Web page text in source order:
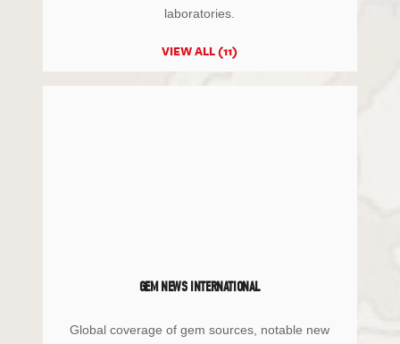
laboratories.
VIEW ALL (11)
GEM NEWS INTERNATIONAL
Global coverage of gem sources, notable new